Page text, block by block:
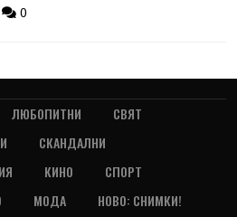
0
ЛЮБОПИТНИ
СВЯТ
СКАНДАЛНИ
КИНО
СПОРТ
МОДА
НОВО: СНИМКИ!